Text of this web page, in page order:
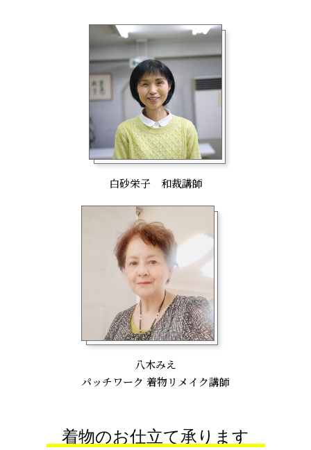
白砂栄子 和裁講師
八木みえ
パッチワーク 着物リメイク講師
着物のお仕立て承ります